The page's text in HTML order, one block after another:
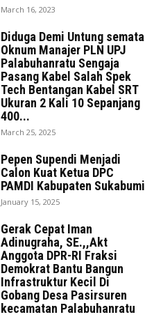
March 16, 2023
Diduga Demi Untung semata
Oknum Manajer PLN UPJ
Palabuhanratu Sengaja
Pasang Kabel Salah Spek
Tech Bentangan Kabel SRT
Ukuran 2 Kali 10 Sepanjang
400...
March 25, 2025
Pepen Supendi Menjadi
Calon Kuat Ketua DPC
PAMDI Kabupaten Sukabumi
January 15, 2025
Gerak Cepat Iman
Adinugraha, SE.,,Akt
Anggota DPR-RI Fraksi
Demokrat Bantu Bangun
Infrastruktur Kecil Di
Gobang Desa Pasirsuren
kecamatan Palabuhanratu